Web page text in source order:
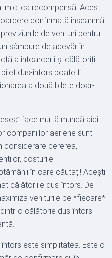
mici ca recompensă. Acest
confirmată înseamnă
de venituri pentru
sâmbure de adevăr în
a întoarcerii și călătoriți
dus-întors poate fi
a două bilete doar-
face multă muncă aici.
companiilor aeriene sunt
considerare cererea,
costurile
în care căutați! Acești
călătoriile dus-întors. De
veniturile pe *fiecare*
o călătorie dus-întors
este simplitatea. Este o